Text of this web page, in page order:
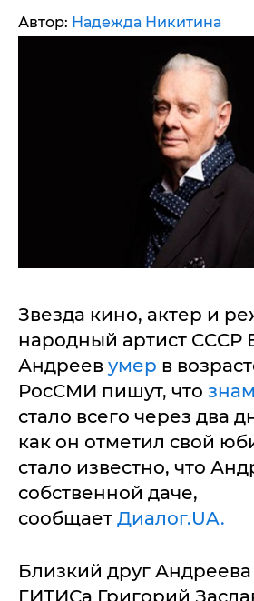
Автор: Надежда Никитина
Звезда кино, актер и
народный артист СССР
Андреев умер в
РосСМИ пишут, что
стало всего через два
как он отметил свой
стало известно, что
собственной даче,
сообщает Диалог.UA.
Близкий друг
ГИТИСа Григорий